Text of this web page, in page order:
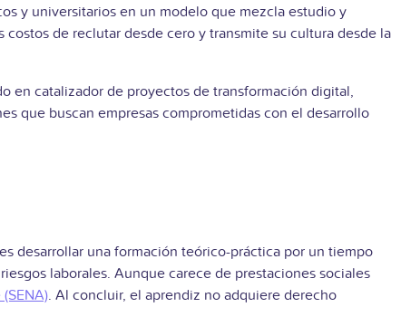
y universitarios en un modelo que mezcla estudio y
de reclutar desde cero y transmite su cultura desde la
en catalizador de proyectos de transformación digital,
que buscan empresas comprometidas con el desarrollo
desarrollar una formación teórico-práctica por un tiempo
laborales. Aunque carece de prestaciones sociales
. Al concluir, el aprendiz no adquiere derecho